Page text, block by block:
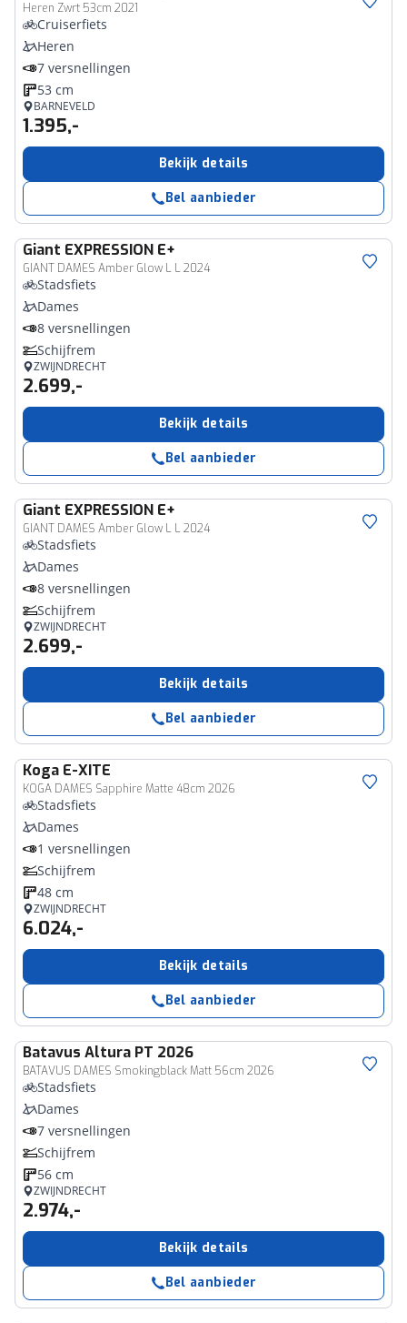
Heren Zwrt 53cm 2021
Cruiserfiets
Heren
7 versnellingen
53 cm
BARNEVELD
1.395,-
Bekijk details
Bel aanbieder
Giant EXPRESSION E+
GIANT DAMES Amber Glow L L 2024
Stadsfiets
Dames
8 versnellingen
Schijfrem
ZWIJNDRECHT
2.699,-
Bekijk details
Bel aanbieder
Giant EXPRESSION E+
GIANT DAMES Amber Glow L L 2024
Stadsfiets
Dames
8 versnellingen
Schijfrem
ZWIJNDRECHT
2.699,-
Bekijk details
Bel aanbieder
Koga E-XITE
KOGA DAMES Sapphire Matte 48cm 2026
Stadsfiets
Dames
1 versnellingen
Schijfrem
48 cm
ZWIJNDRECHT
6.024,-
Bekijk details
Bel aanbieder
Batavus Altura PT 2026
BATAVUS DAMES Smokingblack Matt 56cm 2026
Stadsfiets
Dames
7 versnellingen
Schijfrem
56 cm
ZWIJNDRECHT
2.974,-
Bekijk details
Bel aanbieder